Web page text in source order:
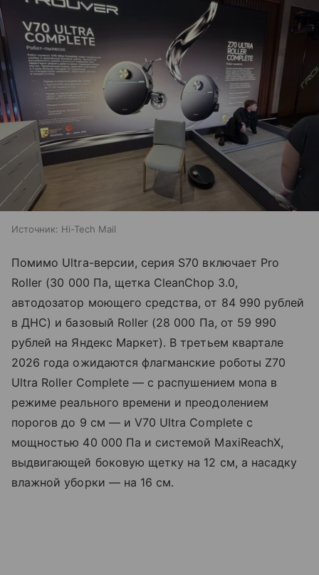
Источник: Hi-Tech Mail
Помимо Ultra-версии, серия S70 включает Pro
Roller (30 000 Па, щетка CleanChop 3.0,
автодозатор моющего средства, от 84 990 рублей
в ДНС) и базовый Roller (28 000 Па, от 59 990
рублей на Яндекс Маркет). В третьем квартале
2026 года ожидаются флагманские роботы Z70
Ultra Roller Complete — с распушением мопа в
режиме реального времени и преодолением
порогов до 9 см — и V70 Ultra Complete с
мощностью 40 000 Па и системой MaxiReachX,
выдвигающей боковую щетку на 12 см, а насадку
влажной уборки — на 16 см.